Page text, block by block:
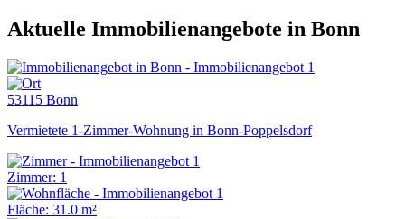
Aktuelle Immobilienangebote in Bonn
53115 Bonn
Vermietete 1-Zimmer-Wohnung in Bonn-Poppelsdorf
Zimmer: 1
Fläche: 31.0 m²